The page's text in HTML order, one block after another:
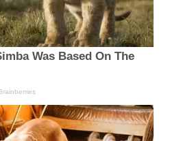
Was Based On The
Brainberries